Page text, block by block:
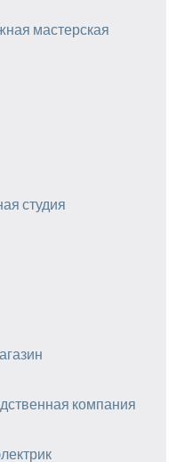
мастерская
студия
компания